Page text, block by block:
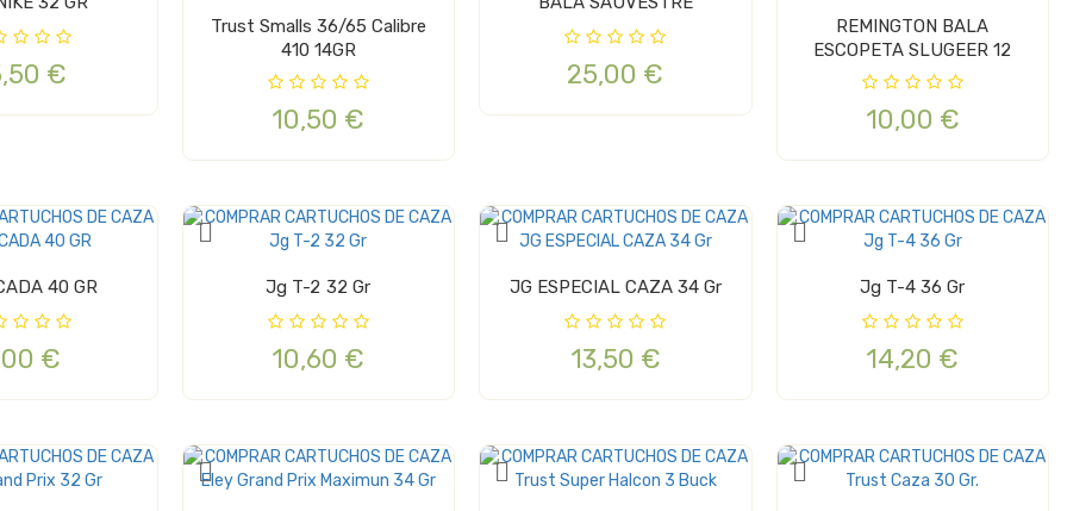
€
Trust Smalls 36/65 Calibre
410 14GR
10,50 €
25,00 €
REMINGTON BALA
ESCOPETA SLUGEER 12
10,00 €
40 GR
€
Jg T-2 32 Gr
10,60 €
JG ESPECIAL CAZA 34 Gr
13,50 €
Jg T-4 36 Gr
14,20 €